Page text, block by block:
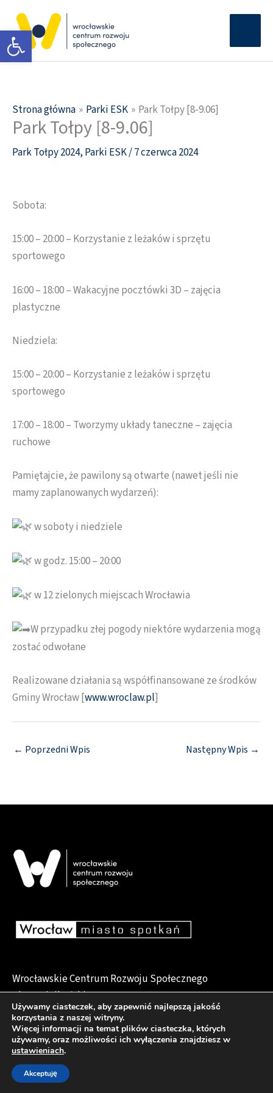
Otwórz pasek narzędzi
treści
Strona główna Parki ESK Park Tołpy [8-9.06]
Park Tołpy [8-9.06]
Park Tołpy 2024, Parki ESK/7 czerwca 2024
Sobota:
15:00 – 20:00 – Korzystanie z leżaków i sprzętu
sportowego
16:00 – 18:00 – Wakacyjne pocztówki 3D – zajęcia
plastyczne
Niedziela:
15:00 – 20:00 – Korzystanie z leżaków i sprzętu
sportowego
17:00 – 18:00 – Tworzymy układy taneczne – zajęcia
ruchowe
Pamiętajcie, że pawilony są otwarte (nawet jeśli nie
mamy zaplanowanych wydarzeń):
w soboty i niedziele
w godz. 15:00 – 20:00
w 12 zielonych miejscach Wrocławia
W przypadku złej pogody niektóre wydarzenia mogą
zostać odwołane
Realizowane działania są współfinansowane ze środków
Gminy Wrocław [www.wroclaw.pl]
← Poprzedni Wpis Następny Wpis →
Wrocławskie Centrum Rozwoju Społecznego
pl. Dominikański 6, 50-159 Wrocław
Deklaracja dostępności
Używamy ciasteczek, aby zapewnić najlepszą jakość
korzystania z naszej witryny.
Więcej informacji na temat plików ciasteczka, których
używamy, oraz możliwości ich wyłączenia znajdziesz w
ustawieniach.
Akceptuję